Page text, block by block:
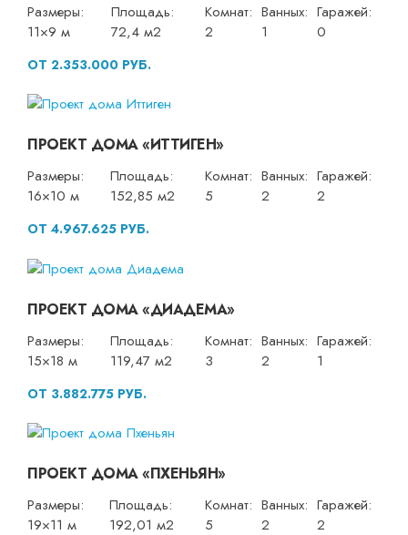
Размеры:
11×9 м
Площадь:
72,4 м2
Комнат:
2
Ванных:
1
Гаражей:
0
ОТ 2.353.000 РУБ.
ПРОЕКТ ДОМА «ИТТИГЕН»
Размеры:
16×10 м
Площадь:
152,85 м2
Комнат:
5
Ванных:
2
Гаражей:
2
ОТ 4.967.625 РУБ.
ПРОЕКТ ДОМА «ДИАДЕМА»
Размеры:
15×18 м
Площадь:
119,47 м2
Комнат:
3
Ванных:
2
Гаражей:
1
ОТ 3.882.775 РУБ.
ПРОЕКТ ДОМА «ПХЕНЬЯН»
Размеры:
19×11 м
Площадь:
192,01 м2
Комнат:
5
Ванных:
2
Гаражей:
2